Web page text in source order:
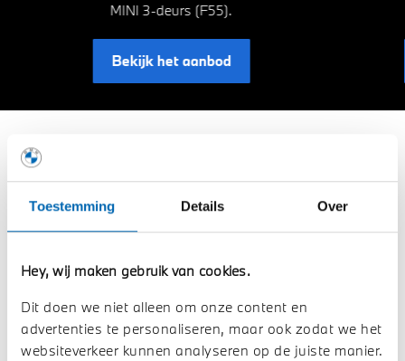
Toestemming Details Over
Hey, wij maken gebruik van cookies.
Dit doen we niet alleen om onze content en
advertenties te personaliseren, maar ook zodat we het
websiteverkeer kunnen analyseren op de juiste manier.
MINI 3-deurs (F55).
Bekijk het aanbod
15% voordeel op winterwielsets voor alle
modellen.
T/m 28 februari 2025 krijg jij15% voordeel
op ons gehele
winterwielsets assortiment modellen. Al onze sets vind je
van jouw MINI.
Vraag advies aan